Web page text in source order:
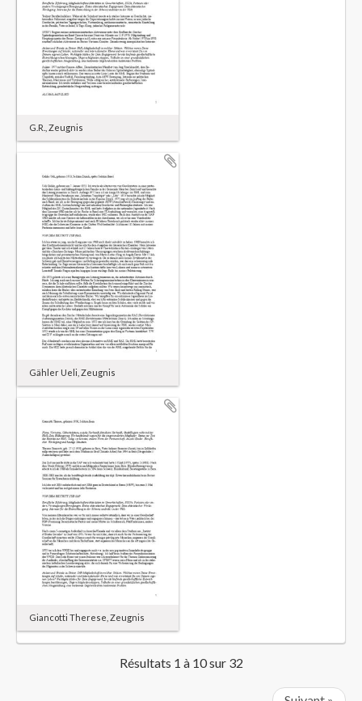
G.R., Zeugnis
Gähler Ueli, Zeugnis
Giancotti Therese, Zeugnis
Résultats 1 à 10 sur 32